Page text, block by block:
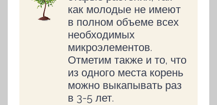
как молодые не имеют
в полном объеме всех
необходимых
микроэлементов.
Отметим также и то, что
из одного места корень
можно выкапывать раз
в 3-5 лет.